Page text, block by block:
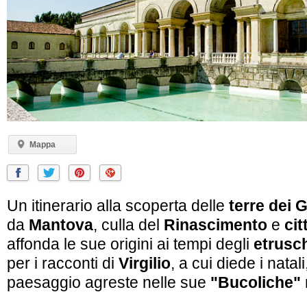
Mappa
Un itinerario alla scoperta delle terre dei
da Mantova, culla del Rinascimento e
affonda le sue origini ai tempi degli
per i racconti di Virgilio, a cui diede i
paesaggio agreste nelle sue "Bucoliche"